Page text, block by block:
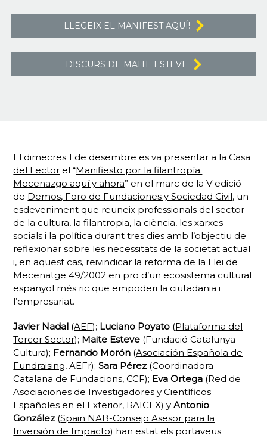
LLEGEIX EL MANIFEST AQUÍ!
DISCURS DE MAITE ESTEVE
El dimecres 1 de desembre es va presentar a laCasa
del Lector el “Manifiesto por la filantropía.
Mecenazgo aquí y ahora” en el marc de la V edició
de Demos, Foro de Fundaciones y Sociedad Civil, un
esdeveniment que reuneix professionals del sector
de la cultura, la filantropia, la ciència, les xarxes
socials i la política durant tres dies amb l’objectiu de
reflexionar sobre les necessitats de la societat actual
i, en aquest cas, reivindicar la reforma de la Llei de
Mecenatge 49/2002 en pro d’un ecosistema cultural
espanyol més ric que empoderi la ciutadania i
l’empresariat.
Javier Nadal (AEF); Luciano Poyato (Plataforma del
Tercer Sector); Maite Esteve (Fundació Catalunya
Cultura); Fernando Morón (Asociación Española de
Fundraising, AEFr);Sara Pérez(Coordinadora
Catalana de Fundacions,CCF); Eva Ortega (Red de
Asociaciones de Investigadores y Científicos
Españoles en el Exterior, RAICEX) yAntonio
González(Spain NAB-Consejo Asesor para la
Inversión de Impacto) han estat els portaveus